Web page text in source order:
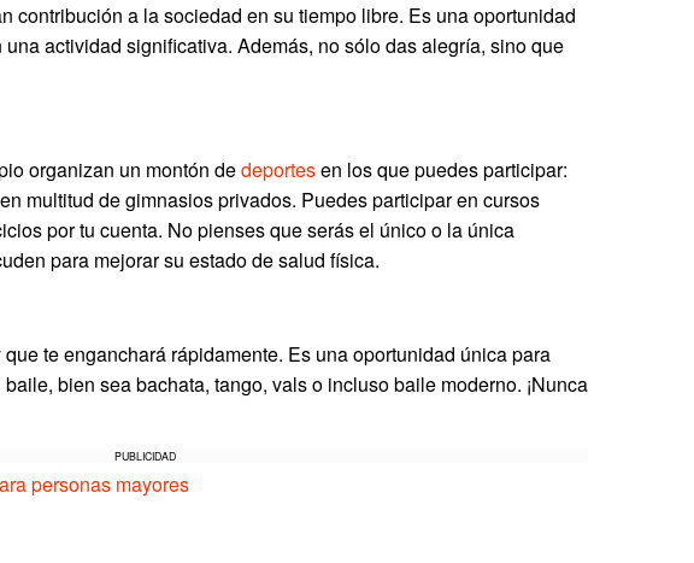
contribución a la sociedad en su tiempo libre. Es una oportunidad
actividad significativa. Además, no sólo das alegría, sino que
organizan un montón dedeportesen los que puedes participar:
multitud de gimnasios privados. Puedes participar en cursos
por tu cuenta. No pienses que serás el único o la única
para mejorar su estado de salud física.
que te enganchará rápidamente. Es una oportunidad única para
bien sea bachata, tango, vals o incluso baile moderno. ¡Nunca
PUBLICIDAD
personas mayores